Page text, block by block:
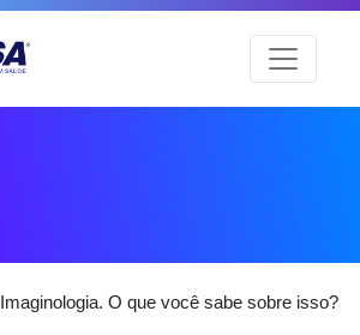
Imaginologia. O que você sabe sobre isso?